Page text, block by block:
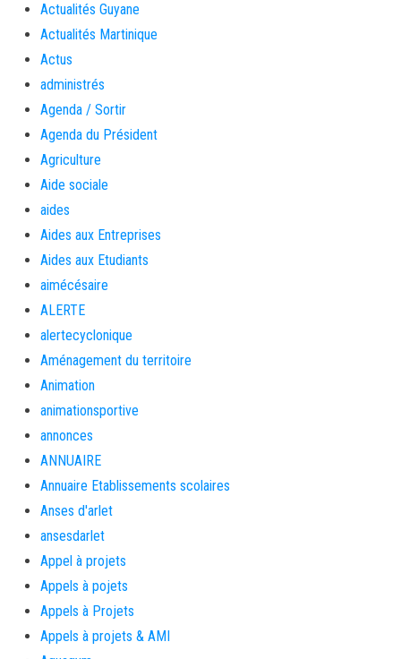
Actualités Guyane
Actualités Martinique
Actus
administrés
Agenda / Sortir
Agenda du Président
Agriculture
Aide sociale
aides
Aides aux Entreprises
Aides aux Etudiants
aimécésaire
ALERTE
alertecyclonique
Aménagement du territoire
Animation
animationsportive
annonces
ANNUAIRE
Annuaire Etablissements scolaires
Anses d'arlet
ansesdarlet
Appel à projets
Appels à pojets
Appels à Projets
Appels à projets & AMI